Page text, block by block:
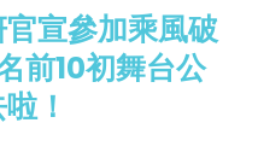
宣參加乘風破
前10初舞台公
！